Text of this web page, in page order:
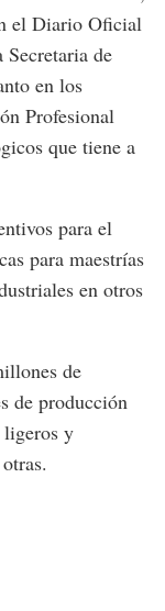
el Diario Oficial
de
en los
Profesional
que tiene a
para el
para maestrías
en otros
de
de producción
ligeros y